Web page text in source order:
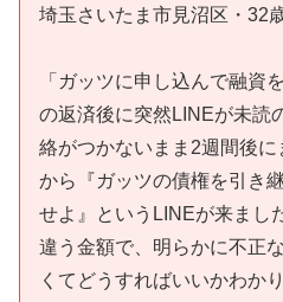
埼玉さいたま市見沼区・32
「ガッツに申し込んで融資
の返済後に突然LINEが未読
絡がつかないまま2週間後
から『ガッツの債権を引き
せよ』というLINEが来まし
違う金額で、明らかに不正
くてどうすればいいかわか